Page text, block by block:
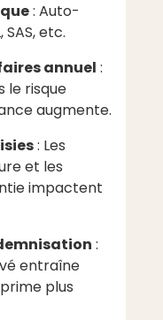
: Auto-
etc.
annuel :
le risque
augmente.
: Les
et les
impactent
:
entraîne
plus